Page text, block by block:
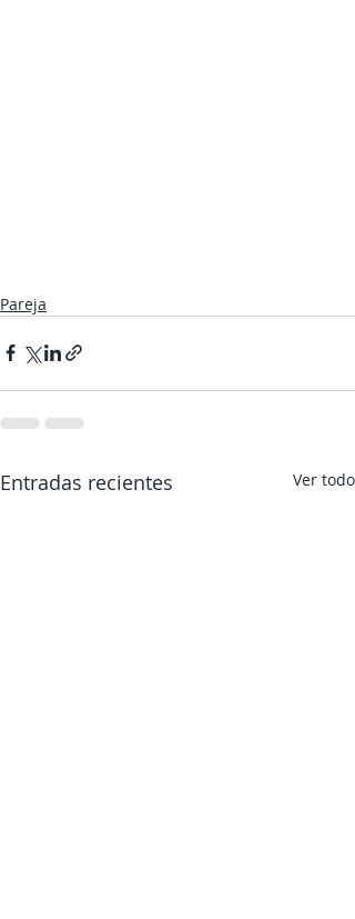
Pareja
Entradas recientes Ver todo